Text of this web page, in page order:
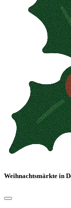
Weihnachtsmärkte in